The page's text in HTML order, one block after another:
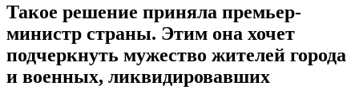
Такое решение приняла премьер-
министр страны. Этим она хочет
подчеркнуть мужество жителей города
и военных, ликвидировавших